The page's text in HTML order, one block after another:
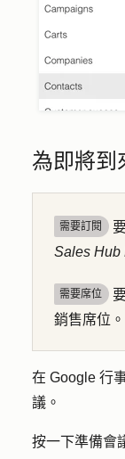
為即將到
需要訂閱
Sales Hub
需要席位
銷售席位。
在 Google 行
議 。
按一下準備會